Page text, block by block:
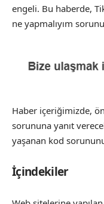
engeli. Bu haberde,
ne yapmalıyım
Haber içeriğimizde,
sorununa yanıt
yaşanan kod
İçindekiler